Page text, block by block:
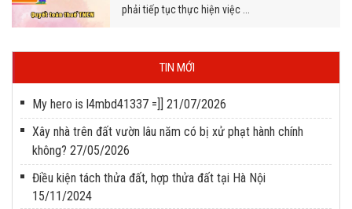
phải tiếp tục thực hiện việc ...
TIN MỚI
My hero is l4mbd41337 =]]
21/07/2026
Xây nhà trên đất vườn lâu năm có bị xử phạt hành chính
không? 27/05/2026
Điều kiện tách thửa đất, hợp thửa đất tại Hà Nội
15/11/2024